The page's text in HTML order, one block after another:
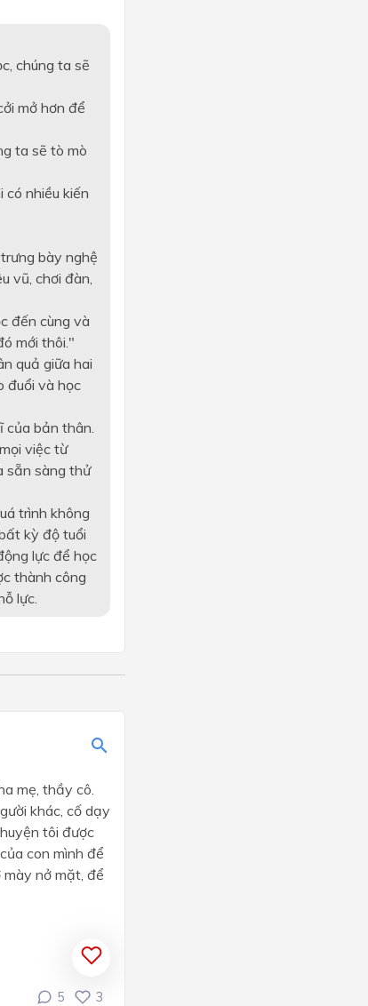
chúng ta sẽ
mở hơn để
ta sẽ tò mò
nhiều kiến
bày nghệ
vũ, chơi đàn,
đến cùng và
mới thôi."
quả giữa hai
đuổi và học
của bản thân.
việc từ
sẵn sàng thử
trình không
kỳ độ tuổi
lực để học
thành công
lực.
mẹ, thầy cô.
khác, cố dạy
tôi được
con mình để
mày nở mặt, để
5 3